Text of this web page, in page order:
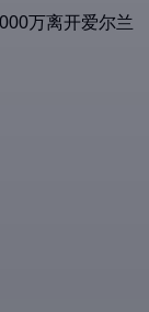
万离开爱尔兰